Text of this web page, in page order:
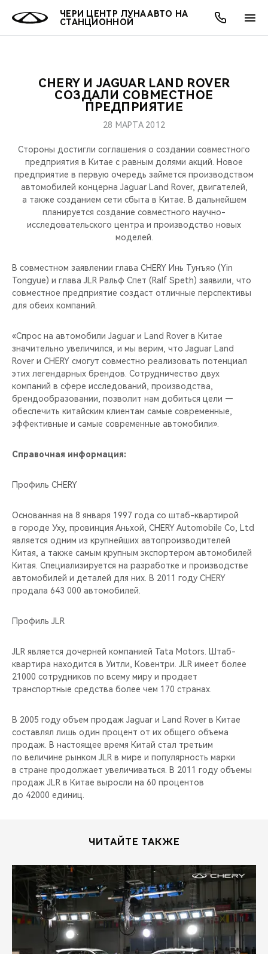
ЧЕРИ ЦЕНТР ЛУНА АВТО НА
СТАНЦИОННОЙ
МОДЕЛИ
КРОССОВЕРЫ
СЕДАНЫ
НОВИНКИ
ПОКУПАТЕЛЯМ
КРЕДИТ И СТРАХОВАНИЕ
ВЛАДЕЛЬЦАМ
ЗАПЧАСТИ И АКСЕССУАРЫ
ПОДДЕРЖКА
МИР CHERY
О БРЕНДЕ
CHERY В СОЦСЕТЯХ
CHERY REMOTE
CHERY И СПОРТ
ВИДЕООБЗОРЫ
CHERY ДЛЯ ДЕТЕЙ
АКЦИИ
ОНЛАЙН СЕРВИСЫ
КРЕДИТ
О КОМПАНИИ
МЫ В СОЦСЕТЯХ
CHERY И JAGUAR LAND ROVER
СОЗДАЛИ СОВМЕСТНОЕ
ПРЕДПРИЯТИЕ
28 МАРТА 2012
Стороны достигли соглашения о создании совместного
предприятия в Китае с равным долями акций. Новое
предприятие в первую очередь займется производством
автомобилей концерна Jaguar Land Rover, двигателей,
а также созданием сети сбыта в Китае. В дальнейшем
планируется создание совместного научно-
исследовательского центра и производство новых
моделей.
В совместном заявлении глава CHERY Инь Тунъяо (Yin
Tongyue) и глава JLR Ральф Спет (Ralf Speth) заявили, что
совместное предприятие создаст отличные перспективы
для обеих компаний.
«Спрос на автомобили Jaguar и Land Rover в Китае
значительно увеличился, и мы верим, что Jaguar Land
Rover и CHERY смогут совместно реализовать потенциал
этих легендарных брендов. Сотрудничество двух
компаний в сфере исследований, производства,
брендообразовании, позволит нам добиться цели —
обеспечить китайским клиентам самые современные,
эффективные и самые современные автомобили».
Справочная информация:
Профиль CHERY
Основанная на 8 января 1997 года со штаб-квартирой
в городе Уху, провинция Аньхой, CHERY Automobile Co, Ltd
является одним из крупнейших автопроизводителей
Китая, а также самым крупным экспортером автомобилей
Китая. Специализируется на разработке и производстве
автомобилей и деталей для них. В 2011 году CHERY
продала 643 000 автомобилей.
Профиль JLR
JLR является дочерней компанией Tata Motors. Штаб-
квартира находится в Уитли, Ковентри. JLR имеет более
21000 сотрудников по всему миру и продает
транспортные средства более чем 170 странах.
В 2005 году объем продаж Jaguar и Land Rover в Китае
составлял лишь один процент от их общего объема
продаж. В настоящее время Китай стал третьим
по величине рынком JLR в мире и популярность марки
в стране продолжает увеличиваться. В 2011 году объемы
продаж JLR в Китае выросли на 60 процентов
до 42000 единиц.
ЧИТАЙТЕ ТАКЖЕ